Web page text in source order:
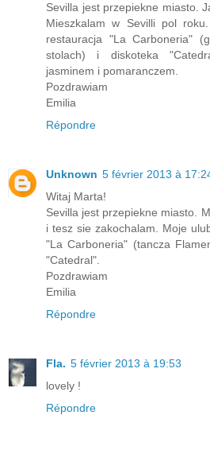
Sevilla jest przepiekne miasto.
Mieszkalam w Sevilli pol
restauracja "La Carboneria"
stolach) i diskoteka
jasminem i pomaranczem.
Pozdrawiam
Emilia
Répondre
Unknown 5 février 2013 à
Witaj Marta!
Sevilla jest przepiekne miasto.
i tesz sie zakochalam. Moje
"La Carboneria" (tancza
"Catedral".
Pozdrawiam
Emilia
Répondre
Fla. 5 février 2013 à 19:53
lovely !
Répondre